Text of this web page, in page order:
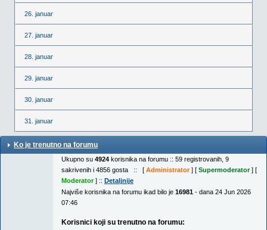
26. januar
27. januar
28. januar
29. januar
30. januar
31. januar
Ko je trenutno na forumu
Ukupno su 4924 korisnika na forumu :: 59 registrovanih, 9
sakrivenih i 4856 gosta :: [ Administrator] [ Supermoderator] [
Moderator] :: Detaljnije
Najviše korisnika na forumu ikad bilo je 16981 - dana 24 Jun 2026
07:46
Korisnici koji su trenutno na forumu: